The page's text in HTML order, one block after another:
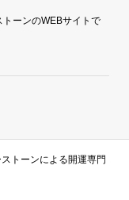
ーンのWEBサイトで
トーンによる開運専門